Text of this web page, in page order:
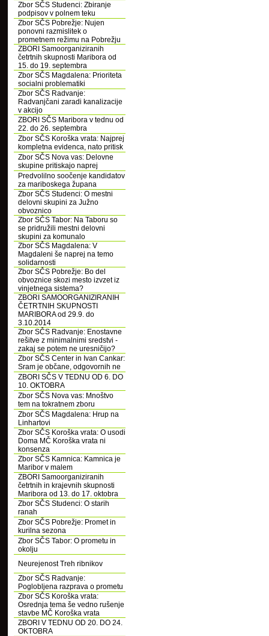
Zbor SČS Studenci: Zbiranje
podpisov v polnem teku
Zbor SČS Pobrežje: Nujen
ponovni razmislitek o
prometnem režimu na Pobrežju
ZBORI Samoorganiziranih
četrtnih skupnosti Maribora od
15. do 19. septembra
Zbor SČS Magdalena: Prioriteta
socialni problematiki
Zbor SČS Radvanje:
Radvanjčani zaradi kanalizacije
v akcijo
ZBORI SČS Maribora v tednu od
22. do 26. septembra
Zbor SČS Koroška vrata: Najprej
kompletna evidenca, nato pritisk
Zbor SČS Nova vas: Delovne
skupine pritiskajo naprej
Predvolilno soočenje kandidatov
za mariboskega župana
Zbor SČS Studenci: O mestni
delovni skupini za Južno
obvoznico
Zbor SČS Tabor: Na Taboru so
se pridružili mestni delovni
skupini za komunalo
Zbor SČS Magdalena: V
Magdaleni še naprej na temo
solidarnosti
Zbor SČS Pobrežje: Bo del
obvoznice skozi mesto izvzet iz
vinjetnega sistema?
ZBORI SAMOORGANIZIRANIH
ČETRTNIH SKUPNOSTI
MARIBORA od 29.9. do
3.10.2014
Zbor SČS Radvanje: Enostavne
rešitve z minimalnimi sredstvi -
zakaj se potem ne uresničijo?
Zbor SČS Center in Ivan Cankar:
Sram je občane, odgovornih ne
ZBORI SČS V TEDNU OD 6. DO
10. OKTOBRA
Zbor SČS Nova vas: Mnoštvo
tem na tokratnem zboru
Zbor SČS Magdalena: Hrup na
Linhartovi
Zbor SČS Koroška vrata: O usodi
Doma MČ Koroška vrata ni
konsenza
Zbor SČS Kamnica: Kamnica je
Maribor v malem
ZBORI Samoorganiziranih
četrtnih in krajevnih skupnosti
Maribora od 13. do 17. oktobra
Zbor SČS Studenci: O starih
ranah
Zbor SČS Pobrežje: Promet in
kurilna sezona
Zbor SČS Tabor: O prometu in
okolju
Neurejenost Treh ribnikov
Zbor SČS Radvanje:
Poglobljena razprava o prometu
Zbor SČS Koroška vrata:
Osrednja tema še vedno rušenje
stavbe MČ Koroška vrata
ZBORI V TEDNU OD 20. DO 24.
OKTOBRA